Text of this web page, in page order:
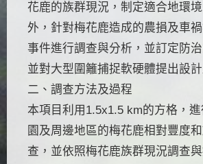
花鹿的族群現況，制定適合地環
外，針對梅花鹿造成的農損及車
事件進行調查與分析，並訂定防治
並對大型圍籬捕捉軟硬體提出設計
二、調查方法及過程
本項目利用1.5x1.5 km的方格，
園及周邊地區的梅花鹿相對豐度
查，並依照梅花鹿族群現況調查